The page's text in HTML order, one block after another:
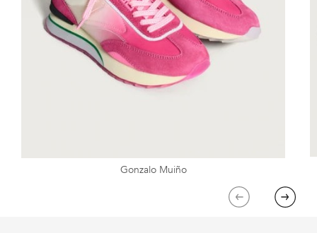
Previous Next
Gonzalo Muiño